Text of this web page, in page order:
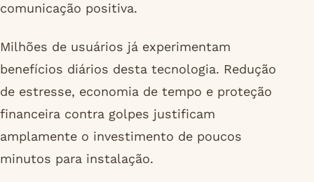
comunicação positiva.
Milhões de usuários já experimentam
benefícios diários desta tecnologia. Redução
de estresse, economia de tempo e proteção
financeira contra golpes justificam
amplamente o investimento de poucos
minutos para instalação.